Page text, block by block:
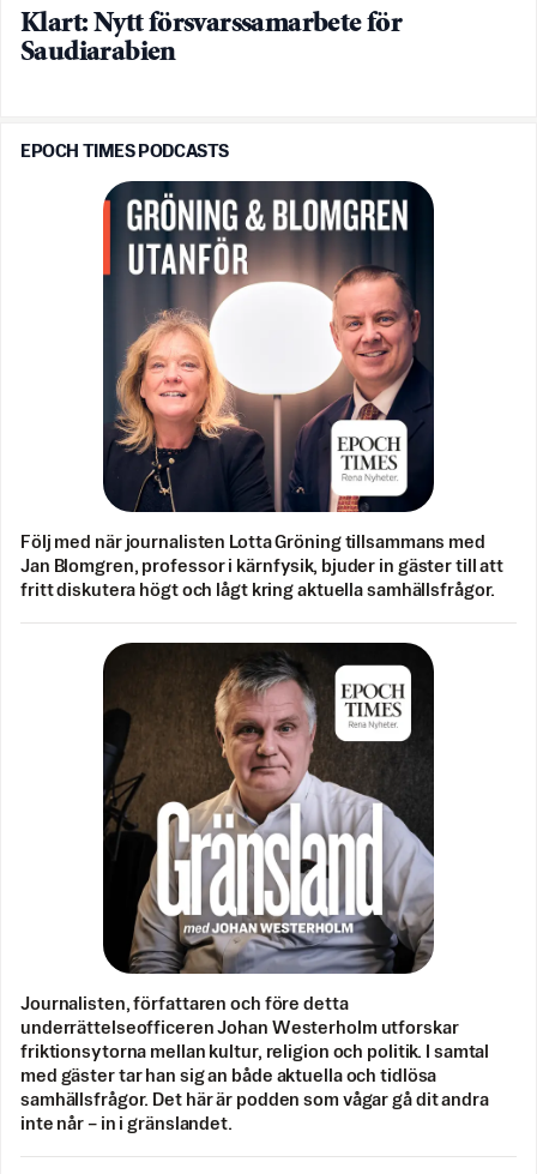
Klart: Nytt försvarssamarbete för
Saudiarabien
EPOCH TIMES PODCASTS
Följ med när journalisten Lotta Gröning tillsammans med
Jan Blomgren, professor i kärnfysik, bjuder in gäster till att
fritt diskutera högt och lågt kring aktuella samhällsfrågor.
Journalisten, författaren och före detta
underrättelseofficeren Johan Westerholm utforskar
friktionsytorna mellan kultur, religion och politik. I samtal
med gäster tar han sig an både aktuella och tidlösa
samhällsfrågor. Det här är podden som vågar gå dit andra
inte når – in i gränslandet.